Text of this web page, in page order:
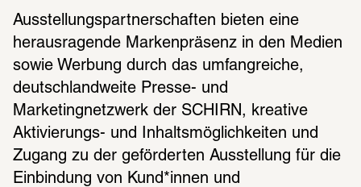
Ausstellungspartnerschaften bieten eine
herausragende Markenpräsenz in den Medien
sowie Werbung durch das umfangreiche,
deutschlandweite Presse- und
Marketingnetzwerk der SCHIRN, kreative
Aktivierungs- und Inhaltsmöglichkeiten und
Zugang zu der geförderten Ausstellung für die
Einbindung von Kund*innen und